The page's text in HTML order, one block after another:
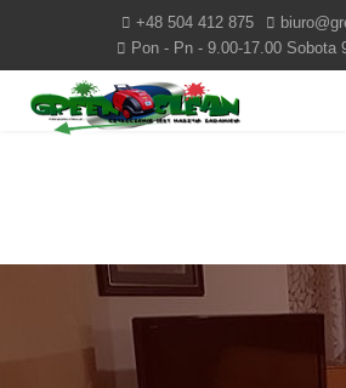
+48 504 412 875
Pon - Pn - 9.00-17.00 Sobota